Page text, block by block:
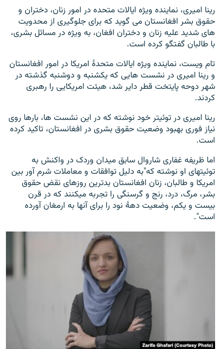
رینا امیری، نماینده ویژه ایالات متحده در امور زنان، دختران و
حقوق بشر افغانستان می گوید که برای جلوگیری از محدویت
های شدید علیه زنان و دختران افغان، به ویژه در مسائل بشری،
با طالبان گفتگو کرده است.
تام ویست، نماینده ویژه ایالات متحدۀ امریکا در امور افغانستان
و رینا امیری در نشست هایی که یکشنبه و دوشنبه گذشته در
شهر دوحه پایتخت قطر دایر شد، هیئت امریکایی را رهبری
کردند.
رینا امیری در توئیتر خود نوشته که در این نشست ها، بارها روی
نیاز فوری بهبود وضعیت حقوق بشری در افغانستان، تاکید کرده
است.
اما ظریفه غفاری شاروال سابق میدان وردک در واکنش به
توئیتهای او نوشته که"به دلیل توافقات و معاملات شرم آور بین
امریکا و طالبان، زنان افغانستان بدترین روزهای نقض حقوق
بشر، مرگ، درد، رنج و گرسنگی را تجربه میکنند که در قرن
بیست و یکم، وضعیت دهۀ نود را برای آنها به ارمغان آورده
است".